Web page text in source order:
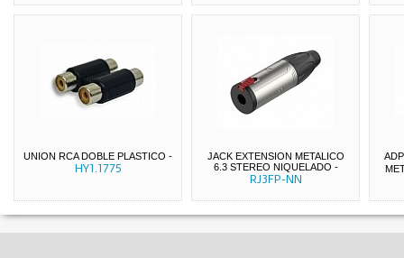
UNION RCA DOBLE PLASTICO -
HY1.1775
JACK EXTENSION METALICO
6.3 STEREO NIQUELADO -
RJ3FP-NN